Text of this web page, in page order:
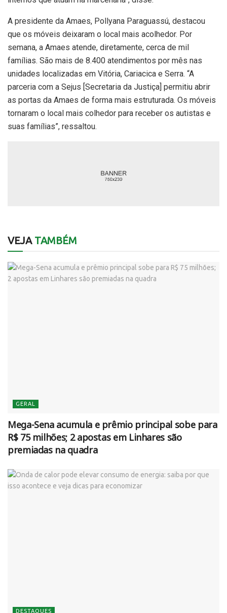
A presidente da Amaes, Pollyana Paraguassú, destacou
que os móveis deixaram o local mais acolhedor. Por
semana, a Amaes atende, diretamente, cerca de mil
famílias. São mais de 8.400 atendimentos por mês nas
unidades localizadas em Vitória, Cariacica e Serra. “A
parceria com a Sejus [Secretaria da Justiça] permitiu abrir
as portas da Amaes de forma mais estruturada. Os móveis
tornaram o local mais colhedor para receber os autistas e
suas famílias”, ressaltou.
VEJATAMBÉM
GERAL
Mega-Sena acumula e prêmio principal sobe para
R$ 75 milhões; 2 apostas em Linhares são
premiadas na quadra
DESTAQUES